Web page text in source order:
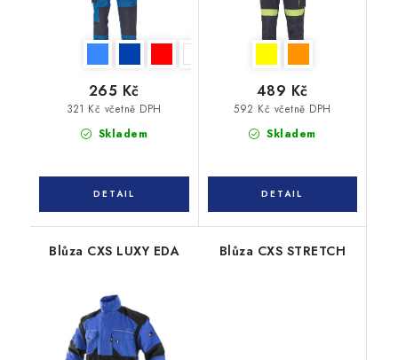
Skladem
321 Kč včetně DPH
265 Kč
Skladem
592 Kč včetně DPH
489 Kč
Blůza CXS LUXY EDA Blůza CXS STRETCH